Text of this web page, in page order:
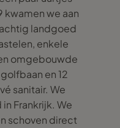
kwamen we aan
landgoed
enkele
omgebouwde
en 12
sanitair. We
Frankrijk. We
schoven direct